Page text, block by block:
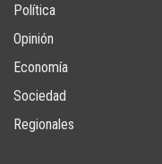
Política
Opinión
Economía
Sociedad
Regionales